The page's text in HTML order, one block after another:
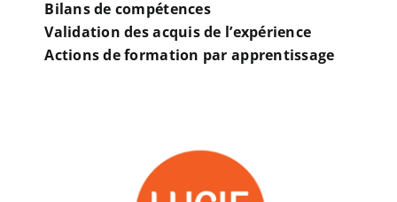
Bilans de compétences
Validation des acquis de l’expérience
Actions de formation par apprentissage